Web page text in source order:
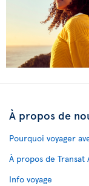
À propos de
Pourquoi voyager
À propos de Transat
Info voyage